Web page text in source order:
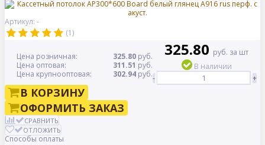
Артикул: -
(1)
Цена розничная: 325.80 руб.
Цена оптовая:
311.51 руб.
Цена крупнооптовая:
302.94 руб.
325.80 руб. за шт
В наличии
-
+
В КОРЗИНУ
ОФОРМИТЬ ЗАКАЗ
СРАВНИТЬ
ОТЛОЖИТЬ
Способы оплаты